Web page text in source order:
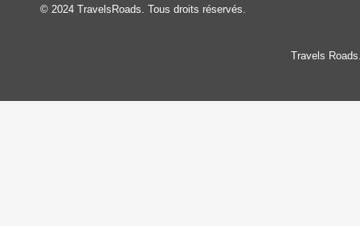
© 2024 TravelsRoads. Tous droits réservés.
Travels